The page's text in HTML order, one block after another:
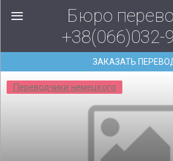
Бюро
+38(066)032-
ЗАКАЗАТЬ
Переводчики немецкого